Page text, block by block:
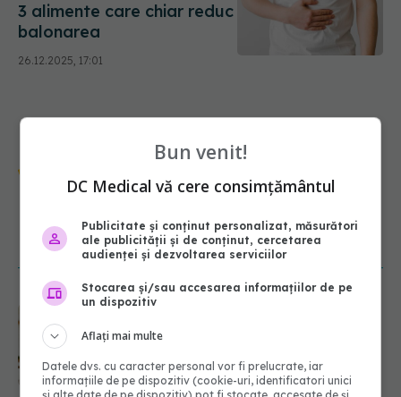
3 alimente care chiar reduc
balonarea
26.12.2025, 17:01
Urmărește-ne și pe Google News -
abonează‑te!
NOUTĂȚI
potrivită
10.08.2026, 11:40
Bun venit!
DC Medical vă cere consimțământul
Publicitate și conținut personalizat, măsurători
ale publicității și de conținut, cercetarea
audienței și dezvoltarea serviciilor
Stocarea și/sau accesarea informațiilor de pe
un dispozitiv
Aflați mai multe
Datele dvs. cu caracter personal vor fi prelucrate, iar
informațiile de pe dispozitiv (cookie-uri, identificatori unici